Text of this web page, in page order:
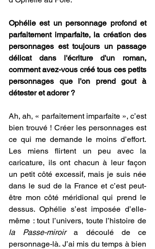
Ophélie est un personnage profond et
parfaitement imparfaite, la création des
personnages est toujours un passage
délicat dans l'écriture d'un roman,
comment avez-vous créé tous ces petits
personnages que l'on prend gout à
détester et adorer ?
Ah, ah, « parfaitement imparfaite », c’est
bien trouvé ! Créer les personnages est
ce qui me demande le moins d’effort.
Les miens flirtent un peu avec la
caricature, ils ont chacun à leur façon
un petit côté excessif, mais je suis née
dans le sud de la France et c’est peut-
être mon côté méridional qui prend le
dessus. Ophélie s’est imposée d’elle-
la Passe-miroir a découlé de ce
personnage-là. J’ai mis du temps à bien